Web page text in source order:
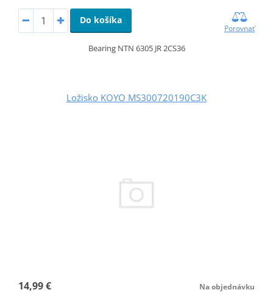
Do košíka
Porovnať
Bearing NTN 6305 JR 2CS36
Ložisko KOYO MS300720190C3K
14,99 € Na objednávku